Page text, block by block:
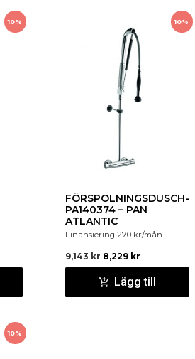
10% 10%
FÖRSPOLNINGSDUSCH-
PA140374 – PAN
ATLANTIC
Finansiering 270 kr/mån
9,143kr 8,229 kr
Lägg till
10%